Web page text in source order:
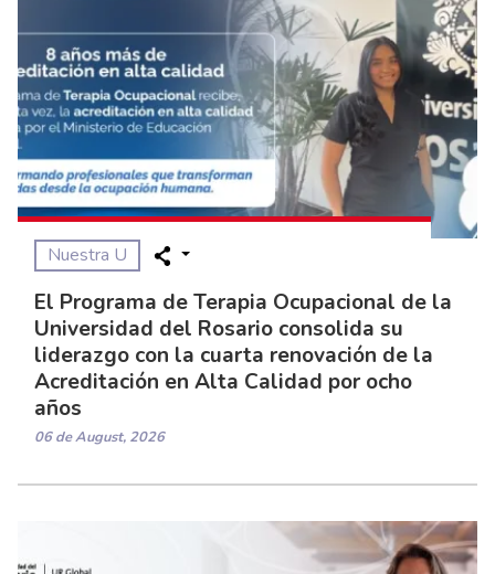
Nuestra U
El Programa de Terapia Ocupacional de la
Universidad del Rosario consolida su
liderazgo con la cuarta renovación de la
Acreditación en Alta Calidad por ocho
años
06 de August, 2026